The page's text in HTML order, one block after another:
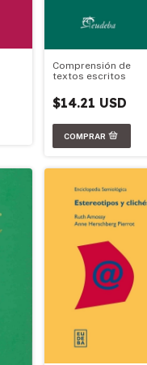
Comprensión de
textos escritos
$14.21 USD